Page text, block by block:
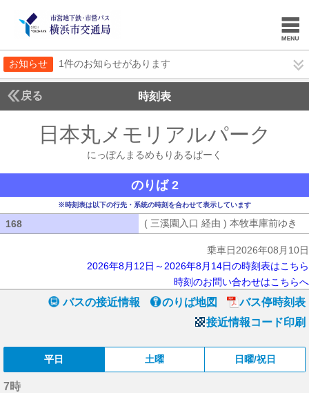
お知らせ 1件のお知らせがあります
戻る 時刻表
日本丸メモリアルパーク
にっぽんまるめもりあるぱーく
のりば 2
※時刻表は以下の行先・系統の時刻を合わせて表示しています
168 ( 三溪園入口 経由 ) 本牧車庫前ゆき
乗車日2026年08月10日
2026年8月12日～2026年8月14日の時刻表はこちら
時刻のお問い合わせはこちらへ
バスの接近情報 のりば地図
バス停時刻表
接近情報コード印刷
平日 土曜 日曜/祝日
7時